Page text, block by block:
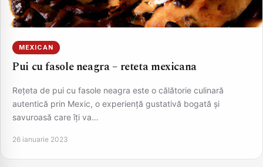
MEXICAN
Pui cu fasole neagra – reteta mexicana
Rețeta de pui cu fasole neagra este o călătorie culinară
autentică prin Mexic, o experiență gustativă bogată și
savuroasă care îți va…
26 ianuarie 2023